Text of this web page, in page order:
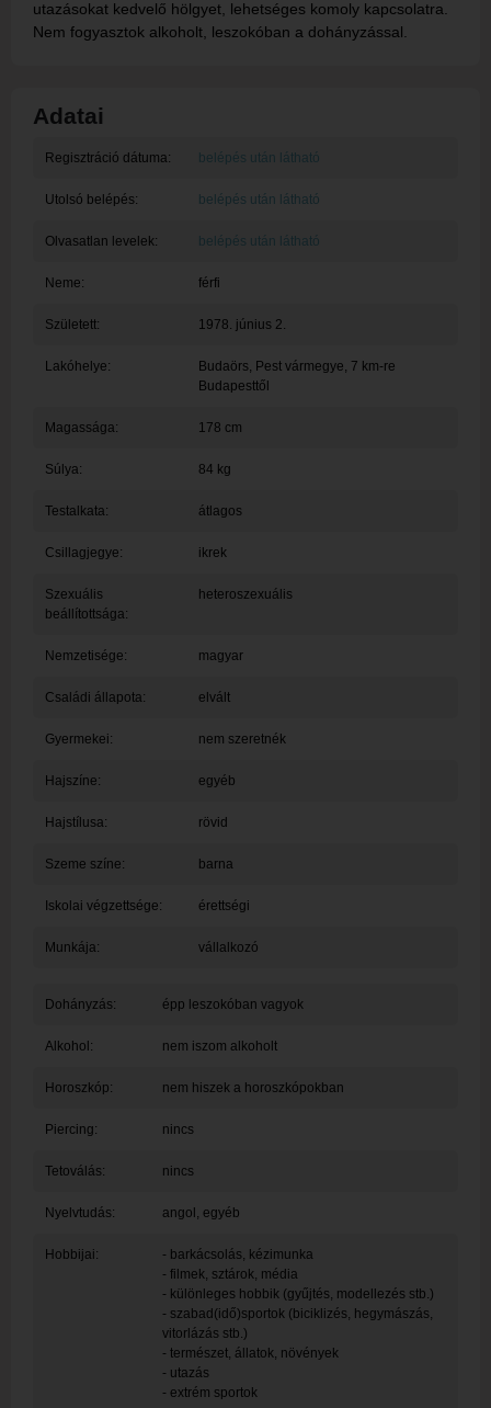
utazásokat kedvelő hölgyet, lehetséges komoly kapcsolatra.
Nem fogyasztok alkoholt, leszokóban a dohányzással.
Adatai
Regisztráció dátuma: belépés után látható
Utolsó belépés: belépés után látható
Olvasatlan levelek: belépés után látható
Neme: férfi
Született: 1978. június 2.
Lakóhelye: Budaörs, Pest vármegye, 7 km-re
Budapesttől
Magassága: 178 cm
Súlya: 84 kg
Testalkata: átlagos
Csillagjegye: ikrek
Szexuális
beállítottsága:
heteroszexuális
Nemzetisége: magyar
Családi állapota: elvált
Gyermekei: nem szeretnék
Hajszíne: egyéb
Hajstílusa: rövid
Szeme színe: barna
Iskolai végzettsége: érettségi
Munkája: vállalkozó
Dohányzás: épp leszokóban vagyok
Alkohol: nem iszom alkoholt
Horoszkóp: nem hiszek a horoszkópokban
Piercing: nincs
Tetoválás: nincs
Nyelvtudás: angol, egyéb
Hobbijai:
- barkácsolás, kézimunka
- filmek, sztárok, média
- különleges hobbik (gyűjtés, modellezés stb.)
- szabad(idő)sportok (biciklizés, hegymászás,
vitorlázás stb.)
- természet, állatok, növények
- utazás
- extrém sportok